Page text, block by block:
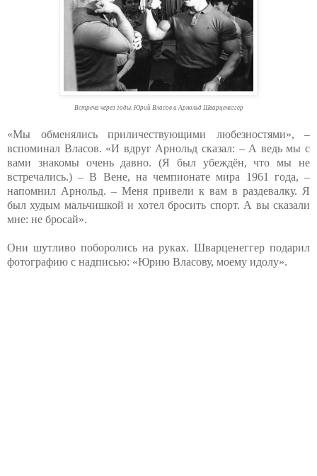
Встреча через годы. Юрий Власов и Арнольд Шварценеггер
«Мы обменялись приличествующими любезностями», –
вспоминал Власов. «И вдруг Арнольд сказал: – А ведь мы с
вами знакомы очень давно. (Я был убеждён, что мы не
встречались.) – В Вене, на чемпионате мира 1961 года, –
напомнил Арнольд. – Меня привели к вам в раздевалку. Я
был худым мальчишкой и хотел бросить спорт. А вы сказали
мне: не бросай».
Они шутливо поборолись на руках. Шварценеггер подарил
фотографию с надписью: «Юрию Власову, моему идолу».